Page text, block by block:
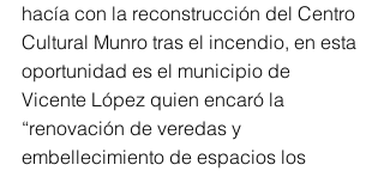
hacía con la reconstrucción del Centro
Cultural Munro tras el incendio, en esta
oportunidad es el municipio de
Vicente López quien encaró la
“renovación de veredas y
embellecimiento de espacios los